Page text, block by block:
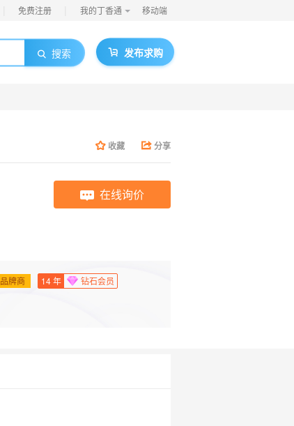
免费注册 我的丁香通 移动端
搜索 发布求购
收藏 分享
在线询价
品牌商 14年 钻石会员